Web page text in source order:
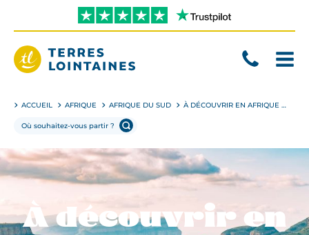
directement
contenu
ACCUEIL AFRIQUE AFRIQUE DU SUD À DÉCOUVRIR EN AFRIQUE DU SUD
À découvrir en